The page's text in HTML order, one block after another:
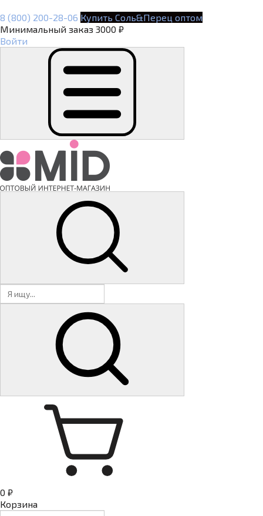
8 (800) 200-28-06 Купить Соль&Перец оптом
Минимальный заказ 3000 ₽
Войти
0 ₽
Корзина